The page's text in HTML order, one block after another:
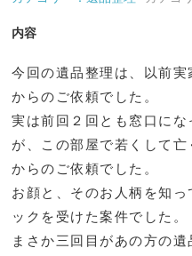
内容
今回の遺品整理は、以前
からのご依頼でした。
実は前回２回とも窓口に
が、この部屋で若くして
からのご依頼でした。
お顔と、そのお人柄を知
ックを受けた案件でした。
まさか三回目があの方の遺